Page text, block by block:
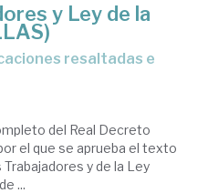
y Ley de la
del Real Decreto
el que se aprueba el texto
y de la Ley
...